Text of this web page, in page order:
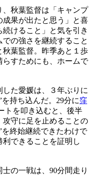
秋葉監督は「キャンプ
成果が出たと思う」と喜
けること」と気を引き
の強さを継続すること
葉監督。昨季あと１歩
すためにも、ホームで
た愛媛は、３年ぶりに
持ち込んだ。29分に窪
トを叩き込むと、後半
守に足を止めることの
終始継続できたわけで
できることを証明し
の一戦は、90分間走り